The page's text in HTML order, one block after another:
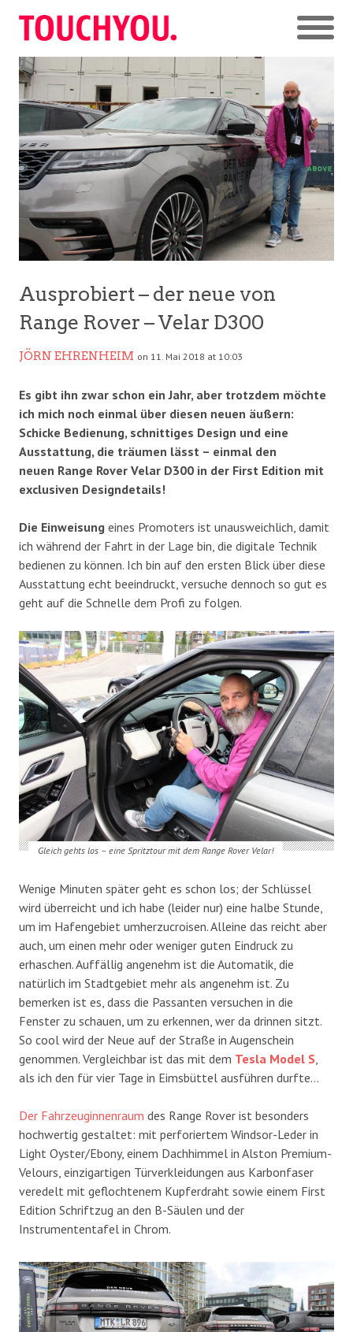
Ausprobiert – der neue von
Range Rover – Velar D300
JÖRN EHRENHEIM on 11. Mai 2018 at 10:03
Es gibt ihn zwar schon ein Jahr, aber trotzdem möchte
ich mich noch einmal über diesen neuen äußern:
Schicke Bedienung, schnittiges Design und eine
Ausstattung, die träumen lässt – einmal den
neuen Range Rover Velar D300 in der First Edition mit
exclusiven Designdetails!
Die Einweisung eines Promoters ist unausweichlich, damit
ich während der Fahrt in der Lage bin, die digitale Technik
bedienen zu können. Ich bin auf den ersten Blick über diese
Ausstattung echt beeindruckt, versuche dennoch so gut es
geht auf die Schnelle dem Profi zu folgen.
Gleich gehts los – eine Spritztour mit dem Range Rover Velar!
Wenige Minuten später geht es schon los; der Schlüssel
wird überreicht und ich habe (leider nur) eine halbe Stunde,
um im Hafengebiet umherzucroisen. Alleine das reicht aber
auch, um einen mehr oder weniger guten Eindruck zu
erhaschen. Auffällig angenehm ist die Automatik, die
natürlich im Stadtgebiet mehr als angenehm ist. Zu
bemerken ist es, dass die Passanten versuchen in die
Fenster zu schauen, um zu erkennen, wer da drinnen sitzt.
So cool wird der Neue auf der Straße in Augenschein
genommen. Vergleichbar ist das mit dem Tesla Model S
als ich den für vier Tage in Eimsbüttel ausführen durfte…
Der Fahrzeuginnenraum des Range Rover ist besonders
hochwertig gestaltet: mit perforiertem Windsor-Leder in
Light Oyster/Ebony, einem Dachhimmel in Alston Premium-
Velours, einzigartigen Türverkleidungen aus Karbonfaser
veredelt mit geflochtenem Kupferdraht sowie einem First
Edition Schriftzug an den B-Säulen und der
Instrumententafel in Chrom.